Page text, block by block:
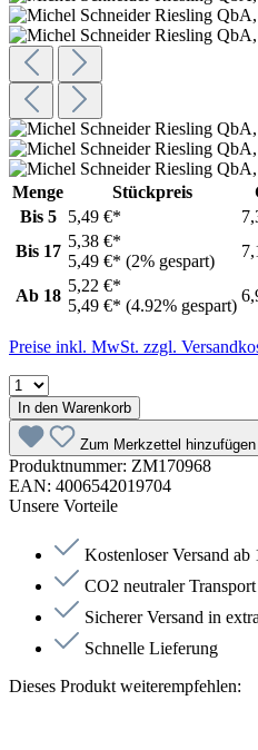
Menge Stückpreis
Bis 5 5,49 €*
Bis 17
5,38 €*
5,49 €* (2% gespart)
Ab 18
5,22 €*
5,49 €* (4.92% gespart)
Preise inkl. MwSt. zzgl.
In den Warenkorb
Zum Merkzettel hinzufügen
Produktnummer: ZM170968
EAN: 4006542019704
Unsere Vorteile
Kostenloser Versand
CO2 neutraler
Sicherer Versand in
Schnelle Lieferung
Dieses Produkt weiterempfehlen: